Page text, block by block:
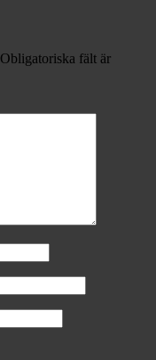
Obligatoriska fält är